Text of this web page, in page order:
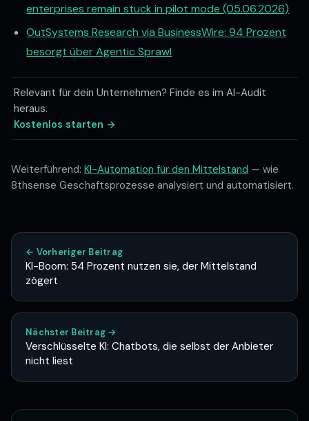
enterprises remain stuck in pilot mode (05.06.2026)
OutSystems Research via BusinessWire: 94 Prozent
besorgt über Agentic Sprawl
Relevant für dein Unternehmen? Finde es im AI-Audit
heraus.
Kostenlos starten →
Weiterführend: KI-Automation für den Mittelstand — wie
8thsense Geschäftsprozesse analysiert und automatisiert.
← Vorheriger Beitrag
KI-Boom: 54 Prozent nutzen sie, der Mittelstand
zögert
Nächster Beitrag →
Verschlüsselte KI: Chatbots, die selbst der Anbieter
nicht liest
KI Agentur Hannover
Impressum Datenschutz
Kundenportal LinkedIn